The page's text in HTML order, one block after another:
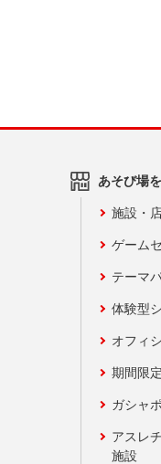
あそび場
施設・
ゲーム
テーマ
体験型
オフィ
期間限
ガシャ
アスレ
施設